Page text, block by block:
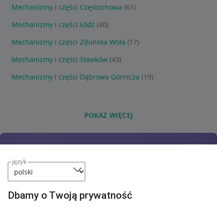
język
Dbamy o Twoją prywatność
Mechanizmy i części Częstochowa (61)
Mechanizmy i części Łódź (40)
Mechanizmy i części Zduńska Wola (17)
Mechanizmy i części Sławków (43)
Mechanizmy i części Dąbrowa Górnicza (19)
POKAŻ WIĘCEJ